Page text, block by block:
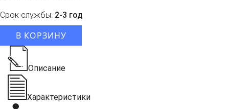
Срок службы: 2-3 год
В КОРЗИНУ
Описание
Характеристики